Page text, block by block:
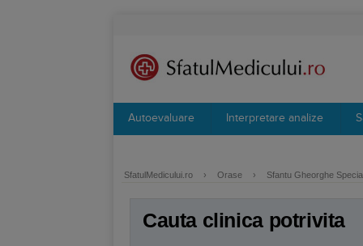
Autoevaluare Interpretare analize
SfatulMedicului.ro › Orase › Sfantu Gheorghe
Cauta clinica potrivita